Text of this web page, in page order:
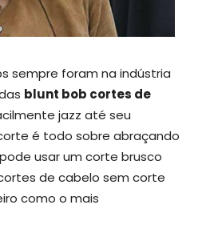
sempre foram na indústria
blunt bob cortes de
jazz até seu
é todo sobre abraçando
usar um corte brusco
de cabelo sem corte
como o mais